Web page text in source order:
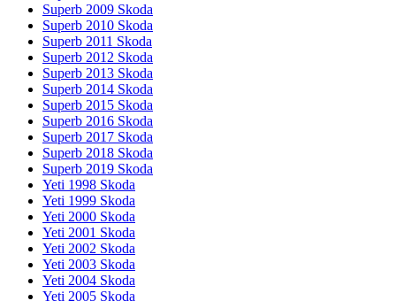
Superb 2009 Skoda
Superb 2010 Skoda
Superb 2011 Skoda
Superb 2012 Skoda
Superb 2013 Skoda
Superb 2014 Skoda
Superb 2015 Skoda
Superb 2016 Skoda
Superb 2017 Skoda
Superb 2018 Skoda
Superb 2019 Skoda
Yeti 1998 Skoda
Yeti 1999 Skoda
Yeti 2000 Skoda
Yeti 2001 Skoda
Yeti 2002 Skoda
Yeti 2003 Skoda
Yeti 2004 Skoda
Yeti 2005 Skoda